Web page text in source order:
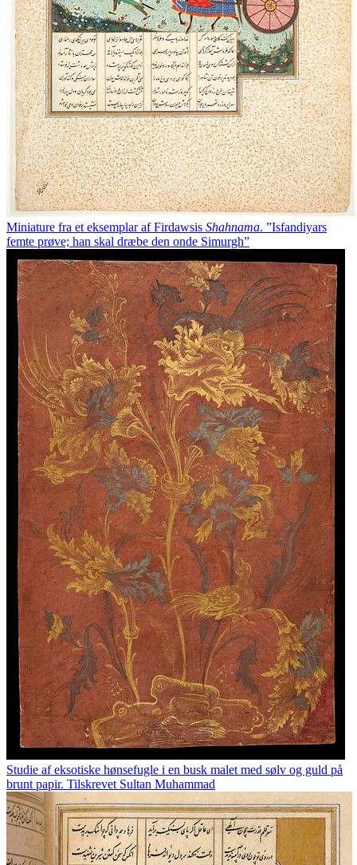
Miniature fra et eksemplar af Firdawsis Shahnama. ”Isfandiyars
femte prøve; han skal dræbe den onde Simurgh”
Studie af eksotiske hønsefugle i en busk malet med sølv og guld på
brunt papir. Tilskrevet Sultan Muhammad